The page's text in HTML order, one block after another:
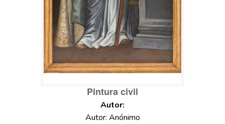
Pintura civil
Autor: Anónimo